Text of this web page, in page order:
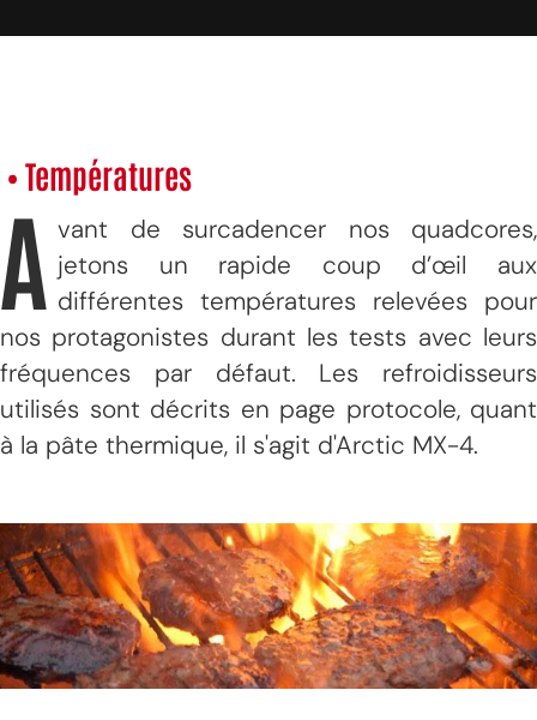
• Températures
A vant de surcadencer nos quadcores,
jetons un rapide coup d’œil aux
différentes températures relevées pour
nos protagonistes durant les tests avec leurs
fréquences par défaut. Les refroidisseurs
utilisés sont décrits en page protocole, quant
à la pâte thermique, il s'agit d'Arctic MX-4.